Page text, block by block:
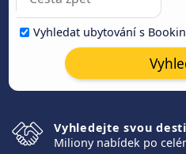
Vyhledat ubytování s
Vyhledejte svou
Miliony nabídek po